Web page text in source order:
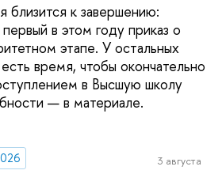
близится к завершению:
в этом году приказ о
этапе. У остальных
время, чтобы окончательно
в Высшую школу
— в материале.
3 августа